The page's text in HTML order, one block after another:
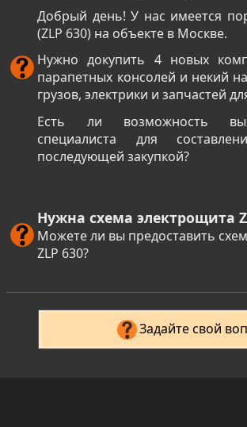
Добрый день! У нас имеется
(ZLP 630) на объекте в Москве.
Нужно докупить 4 новых
парапетных консолей и некий
грузов, электрики и запчастей
Есть ли возможность
специалиста для
последующей закупкой?
Нужна схема электрощита
Можете ли вы предоставить
ZLP 630?
Задайте свой